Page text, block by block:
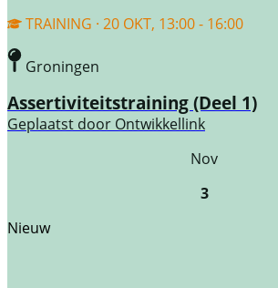
TRAINING · 20 OKT, 13:00 - 16:00
Groningen
Assertiviteitstraining (Deel 1)
Geplaatst door Ontwikkellink
Nov
3
Nieuw